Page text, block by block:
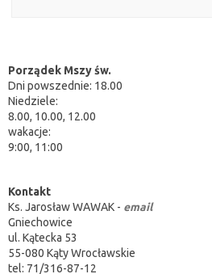
Porządek Mszy św.
Dni powszednie: 18.00
Niedziele:
8.00, 10.00, 12.00
wakacje:
9:00, 11:00
Kontakt
Ks. Jarosław WAWAK - email
Gniechowice
ul. Kątecka 53
55-080 Kąty Wrocławskie
tel: 71/316-87-12